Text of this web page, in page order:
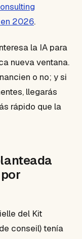
2026.
la IA para
nueva ventana.
o no; y si
llegarás
rápido que la
del Kit
conseil) tenía